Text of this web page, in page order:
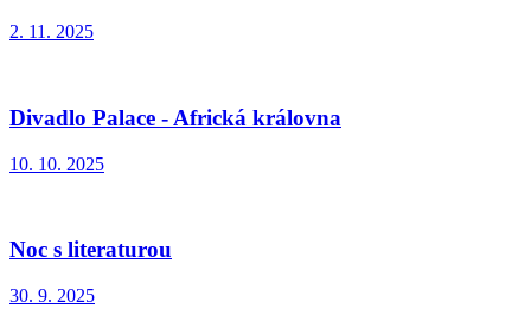
2. 11. 2025
Divadlo Palace - Africká královna
10. 10. 2025
Noc s literaturou
30. 9. 2025